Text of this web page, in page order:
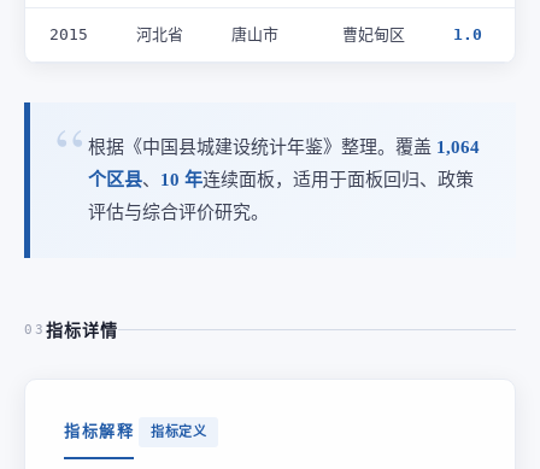
2015 河北省 唐山市 曹妃甸区 1.0
根据《中国县城建设统计年鉴》整理。覆盖 1,064
个区县、 10 年连续面板，适用于面板回归、政策
评估与综合评价研究。
03 指标详情
指标解释 指标定义